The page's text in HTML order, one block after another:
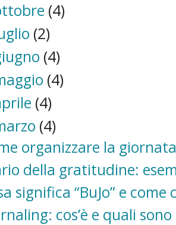
(4)
(2)
(4)
(4)
(4)
(4)
organizzare la
della gratitudine:
significa “BuJo” e
cos’è e quali